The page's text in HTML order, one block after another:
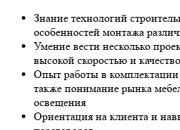
Знание технологий
особенностей монтажа
Умение вести несколько
высокой скоростью и
Опыт работы в
также понимание рынка
освещения
Ориентация на клиента и